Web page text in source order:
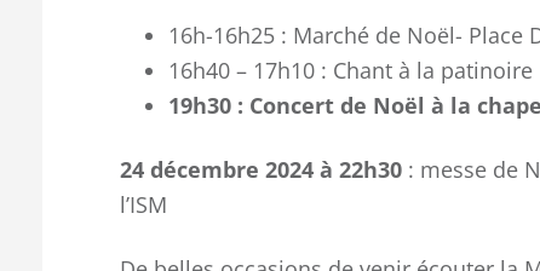
16h-16h25 : Marché de Noël- Place
16h40 – 17h10 : Chant à la patinoire
19h30 : Concert de Noël à la
24 décembre 2024 à 22h30: messe de
l’ISM